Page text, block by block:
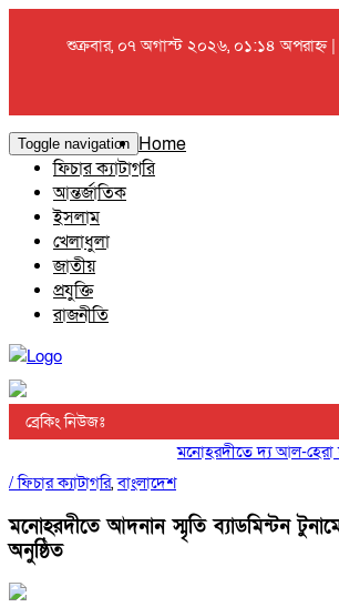
শুক্রবার, ০৭ অগাস্ট ২০২৬, ০১:১৪ অপরাহ্ন |
Toggle navigation Home
ফিচার ক্যাটাগরি
আন্তর্জাতিক
ইসলাম
খেলাধুলা
জাতীয়
প্রযুক্তি
রাজনীতি
ব্রেকিং নিউজঃ
মনোহরদীতে দ্য আল-হেরা
/ফিচার ক্যাটাগরি,বাংলাদেশ
মনোহরদীতে আদনান স্মৃতি ব্যাডমিন্টন
অনুষ্ঠিত